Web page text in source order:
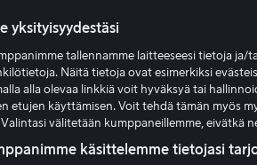
Terrence
Näyttelijä Kirjoittaja
yksityisyydestäsi
tallennamme laitteeseesi tietoja ja/
Näitä tietoja ovat esimerkiksi
alla olevaa linkkiä voit hyväksyä tai
etujen käyttämisen. Voit tehdä tämän myös
välitetään kumppaneillemme, eivätkä
käsittelemme tietojasi